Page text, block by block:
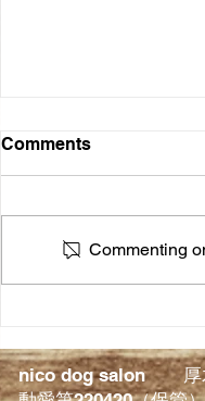
Comments
Commenting
nico dog salon 厚木